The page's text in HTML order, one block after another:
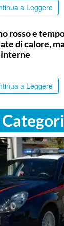
a Leggere
rosso e
di calore,
interne
a Leggere